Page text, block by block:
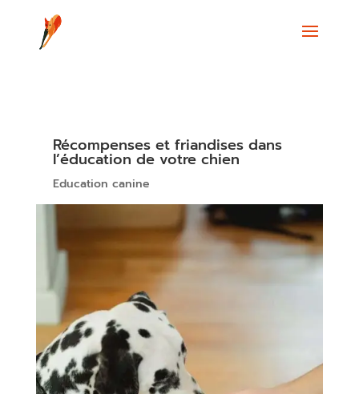
Récompenses et friandises dans
l’éducation de votre chien
Education canine